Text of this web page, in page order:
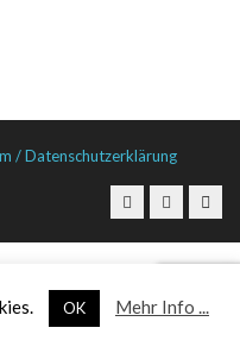
/ Datenschutzerklärung
OK Mehr Info ...